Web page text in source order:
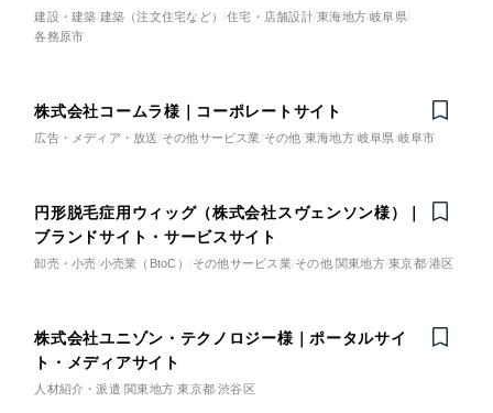
建設・建築 建築（注文住宅など） 住宅・店舗設計 東海地方 岐阜県
各務原市
株式会社コームラ様｜コーポレートサイト
広告・メディア・放送 その他サービス業 その他 東海地方 岐阜県 岐阜市
円形脱毛症用ウィッグ（株式会社スヴェンソン様）｜
ブランドサイト・サービスサイト
卸売・小売 小売業（BtoC） その他サービス業 その他 関東地方 東京都 港区
株式会社ユニゾン・テクノロジー様｜ポータルサイ
ト・メディアサイト
人材紹介・派遣 関東地方 東京都 渋谷区